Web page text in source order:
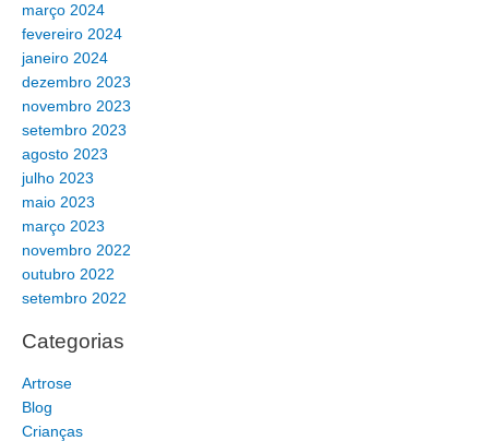
março 2024
fevereiro 2024
janeiro 2024
dezembro 2023
novembro 2023
setembro 2023
agosto 2023
julho 2023
maio 2023
março 2023
novembro 2022
outubro 2022
setembro 2022
Categorias
Artrose
Blog
Crianças